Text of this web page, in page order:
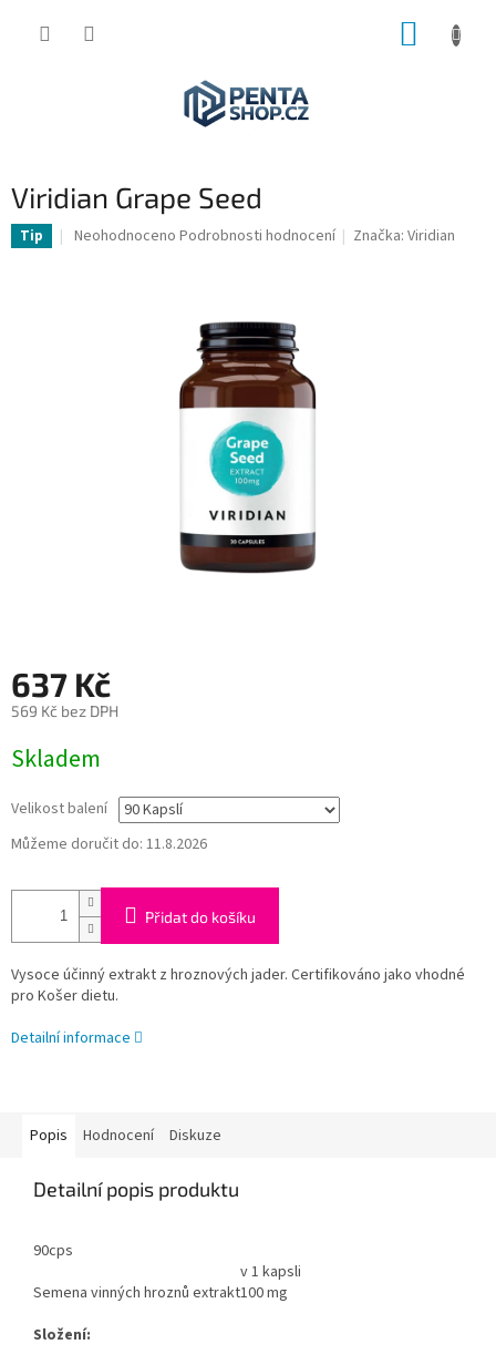
Viridian Grape Seed
Tip
Průměrné
Neohodnoceno Podrobnosti hodnocení Značka:Viridian
637 Kč
569 Kč bez DPH
cena:
Skladem
Velikost balení
Můžeme doručit do: 11.8.2026
Přidat do košíku
Vysoce účinný extrakt z hroznových jader. Certifikováno jako vhodné
pro Košer dietu.
Detailní informace
Popis Hodnocení Diskuze
Detailní popis produktu
90cps
v 1 kapsli
Semena vinných hroznů extrakt100 mg
Složení: